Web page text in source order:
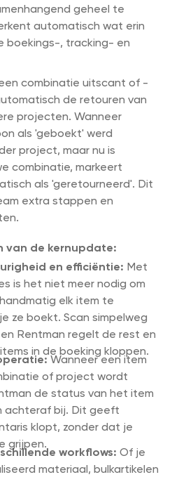
geheel te
automatisch wat erin
boekings-, tracking- en
combinatie uitscant of -
de retouren van
projecten. Wanneer
als 'geboekt' werd
project, maar nu is
combinatie, markeert
als 'geretourneerd'. Dit
extra stappen en
van de kernupdate:
en efficiëntie: Met
is het niet meer nodig om
elk item te
ze boekt. Scan simpelweg
Rentman regelt de rest en
in de boeking kloppen.
Wanneer een item
of project wordt
de status van het item
achteraf bij. Dit geeft
klopt, zonder dat je
grijpen.
workflows: Of je
materiaal, bulkartikelen